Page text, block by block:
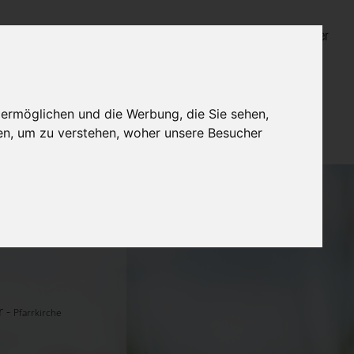
und die Werbung, die Sie sehen,
um zu verstehen, woher unsere Besucher
Login für Bestatter
- Pfarrkirche